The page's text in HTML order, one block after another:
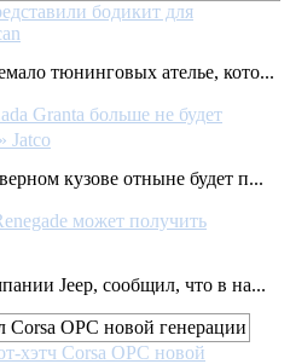
бодикит для
тюнинговых ателье, кото...
Granta больше не будет
Jatco
кузове отныне будет п...
может получить
Jeep, сообщил, что в на...
хэтч Corsa OPC новой